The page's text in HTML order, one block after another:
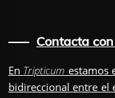
Contacta
En Tripticum estamos
bidireccional entre el